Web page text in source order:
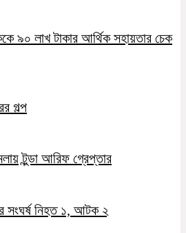
৯০ লাখ টাকার আর্থিক সহায়তার চেক
গল্প
টুন্ডা আরিফ গ্রেপ্তার
সংঘর্ষ নিহত ১, আটক ২